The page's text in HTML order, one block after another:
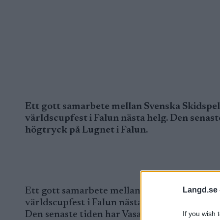
Langd.se
If you wish
Ett gott samarbete mellan Svenska
världscupfest i Falun nästa helg. Den
högtryck på Lugnet i Falun.
Ett gott samarbete mellan Svenska
världscupfest i Falun nästa helg.
Den senaste tiden har Vasaloppets fyra